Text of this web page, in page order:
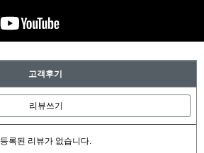
고객후기
리뷰쓰기
등록된 리뷰가 없습니다.